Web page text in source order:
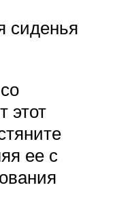
сиденья
этот
ее с